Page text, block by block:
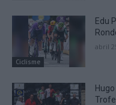
Ciclisme
Edu
abril